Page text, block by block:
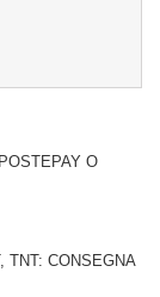
O
TNT: CONSEGNA